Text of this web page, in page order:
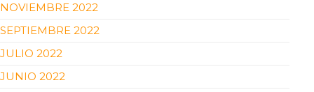
NOVIEMBRE 2022
SEPTIEMBRE 2022
JULIO 2022
JUNIO 2022